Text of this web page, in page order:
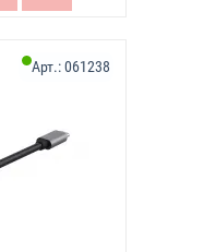
Арт.:061238